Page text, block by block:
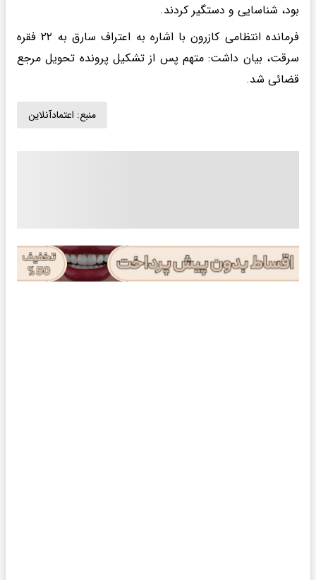
بود، شناسایی و دستگیر کردند.
فرمانده انتظامی کازرون با اشاره به اعتراف سارق به ۲۲ فقره
سرقت، بیان داشت: متهم پس از تشکیل پرونده تحویل مرجع
قضائی شد.
منبع: اعتمادآنلاین